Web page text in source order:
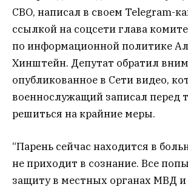
СВО, написал в своем Telegram-
ссылкой на соцсети глава
по информационной политике
Хинштейн. Депутат обратил
опубликованное в Сети видео,
военнослужащий записал перед
решиться на крайние меры.
“Парень сейчас находится в
не приходит в сознание. Все
защиту в местных органах МВД и